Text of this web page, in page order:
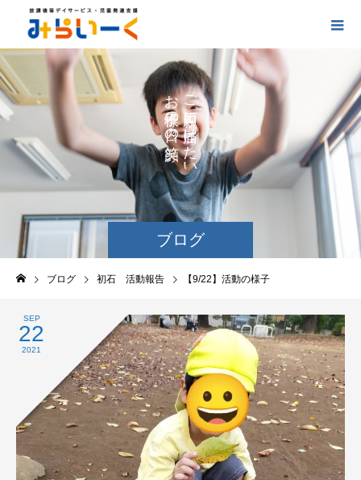
ブログ
ご
に
け
た
い
お
の
の
ブログ 初石 活動報告 【9/22】活動の様子
SEP
22
2021